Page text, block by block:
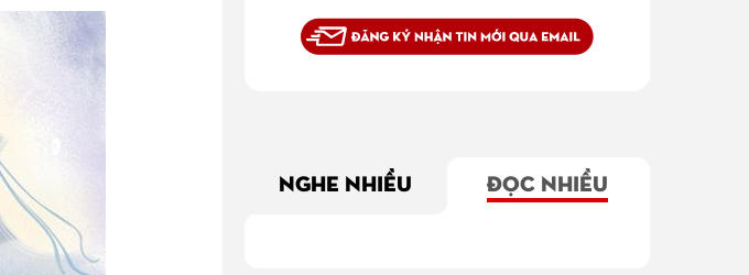
NGHE NHIỀU ĐỌC NHIỀU